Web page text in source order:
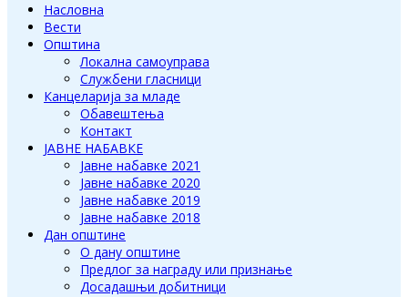
Насловна
Вести
Општина
Локална самоуправа
Службени гласници
Канцеларија за младе
Обавештења
Контакт
ЈАВНЕ НАБАВКЕ
Јавне набавке 2021
Јавне набавке 2020
Јавне набавке 2019
Јавне набавке 2018
Дан општине
О дану општине
Предлог за награду или признање
Досадашњи добитници